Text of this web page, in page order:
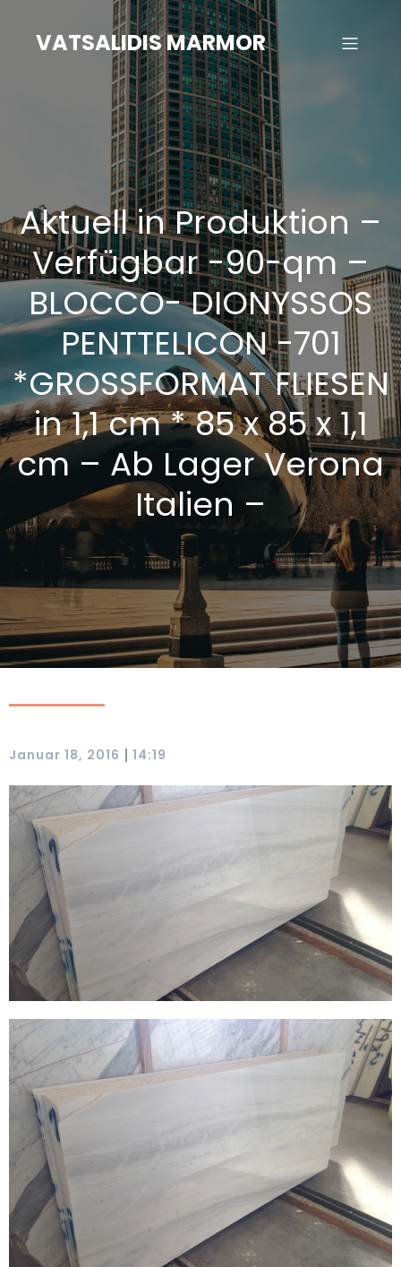
springenVATSALIDIS MARMOR
Aktuell in Produktion –
Verfügbar -90-qm –
BLOCCO- DIONYSSOS
PENTTELICON -701
*GROSSFORMAT FLIESEN
in 1,1 cm * 85 x 85 x 1,1
cm – Ab Lager Verona
Italien –
Januar 18, 2016 | 14:19